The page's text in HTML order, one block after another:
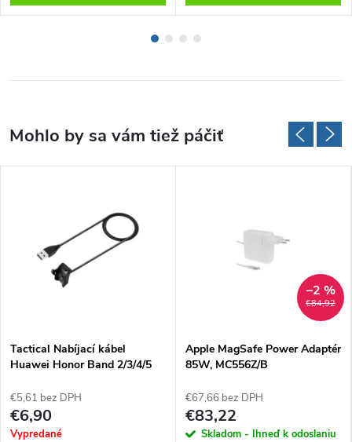
Tactical Nabíjací kábel
Huawei Honor Band 2/3/4/5
€5,61 bez DPH
€6,90
Vypredané
€84,92
–2 %
Apple MagSafe Power Adaptér
85W, MC556Z/B
€67,66 bez DPH
€83,22
Skladom - Ihneď k odoslaniu